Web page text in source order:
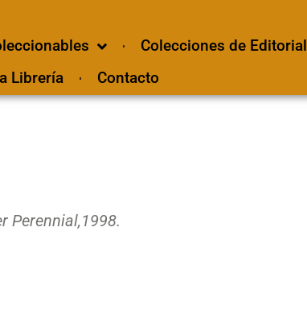
Colecciones de Editorial
Librería
Contacto
Perennial,1998.